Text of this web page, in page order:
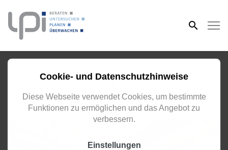
Cookie- und Datenschutzhinweise
Diese Webseite verwendet Cookies, um bestimmte
Funktionen zu ermöglichen und das Angebot zu
verbessern.
Einstellungen
Vertikalverband Mercedes
Benz